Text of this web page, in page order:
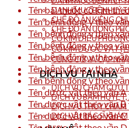
DANH MỤC BỆNH LÝ
CHẾ ĐỘ ĂN KIÊNG
CHẾ ĐỘ ĂN UỐNG
CỔ KIM DIỆU
CỔ KIM DƯỢC VẬT (
CỦNG CỐ VÀ CẬP
DỊCH VỤ TẠI NHÀ
DỊCH VỤ CHÂM CỨU
DỊCH VỤ BẤM HUYỆT,
DỊCH VỤ THỦY CHÂM
DỊCH VỤ BÁC SĨ
Tên bài thuốc cổ kim
Tên bệnh đông y theo
Tên bệnh đông y theo
Tên bệnh đông y theo
Tên bệnh đông y theo
Tên bệnh đông y theo
Tên bệnh đông y theo
Tên dược vật theo vần A
Tên dược vật theo vần B
Tên dược vật theo vần C